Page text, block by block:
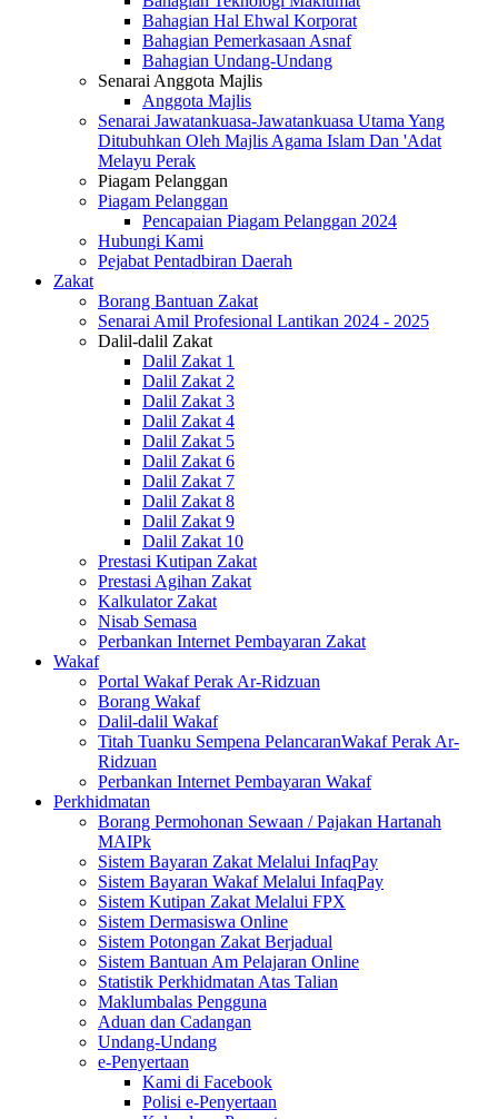
Bahagian Hal Ehwal Korporat
Bahagian Pemerkasaan Asnaf
Bahagian Undang-Undang
Senarai Anggota Majlis
Anggota Majlis
Senarai Jawatankuasa-Jawatankuasa Utama Yang
Ditubuhkan Oleh Majlis Agama Islam Dan 'Adat
Melayu Perak
Piagam Pelanggan
Piagam Pelanggan
Pencapaian Piagam Pelanggan 2024
Hubungi Kami
Pejabat Pentadbiran Daerah
Zakat
Borang Bantuan Zakat
Senarai Amil Profesional Lantikan 2024 - 2025
Dalil-dalil Zakat
Dalil Zakat 1
Dalil Zakat 2
Dalil Zakat 3
Dalil Zakat 4
Dalil Zakat 5
Dalil Zakat 6
Dalil Zakat 7
Dalil Zakat 8
Dalil Zakat 9
Dalil Zakat 10
Prestasi Kutipan Zakat
Prestasi Agihan Zakat
Kalkulator Zakat
Nisab Semasa
Perbankan Internet Pembayaran Zakat
Wakaf
Portal Wakaf Perak Ar-Ridzuan
Borang Wakaf
Dalil-dalil Wakaf
Titah Tuanku Sempena PelancaranWakaf Perak Ar-
Ridzuan
Perbankan Internet Pembayaran Wakaf
Perkhidmatan
Borang Permohonan Sewaan / Pajakan Hartanah
MAIPk
Sistem Bayaran Zakat Melalui InfaqPay
Sistem Bayaran Wakaf Melalui InfaqPay
Sistem Kutipan Zakat Melalui FPX
Sistem Dermasiswa Online
Sistem Potongan Zakat Berjadual
Sistem Bantuan Am Pelajaran Online
Statistik Perkhidmatan Atas Talian
Maklumbalas Pengguna
Aduan dan Cadangan
Undang-Undang
e-Penyertaan
Kami di Facebook
Polisi e-Penyertaan